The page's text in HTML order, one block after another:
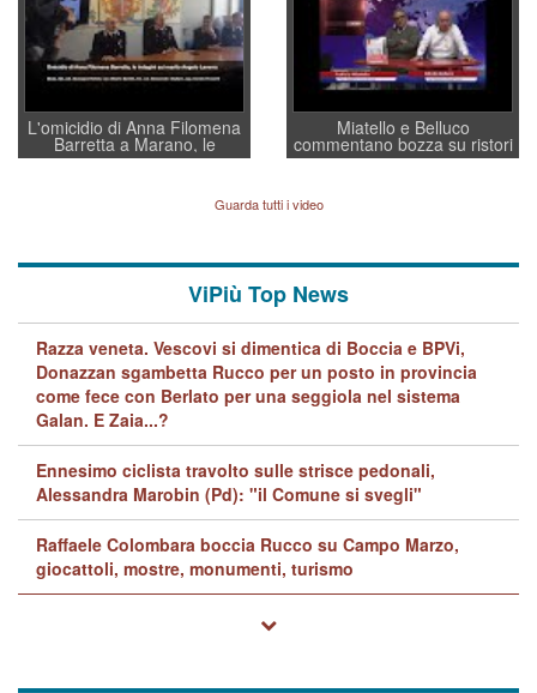
L'omicidio di Anna Filomena
Barretta a Marano, le
indagini dei carabinieri di
Lavarra: più avvincenti di
quelle di... Barbara D'Urso
Miatello e Belluco
commentano bozza su ristori
BPVi e Veneto Banca
Guarda tutti i video
ViPiù Top News
Razza veneta. Vescovi si dimentica di Boccia e BPVi,
Donazzan sgambetta Rucco per un posto in provincia
come fece con Berlato per una seggiola nel sistema
Galan. E Zaia...?
Ennesimo ciclista travolto sulle strisce pedonali,
Alessandra Marobin (Pd): "il Comune si svegli"
Raffaele Colombara boccia Rucco su Campo Marzo,
giocattoli, mostre, monumenti, turismo